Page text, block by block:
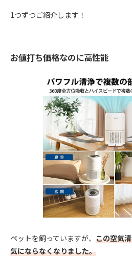
1つずつご紹介します！
お値打ち価格なのに高性能
ペットを飼っていますが、 この空気
気にならなくなりました。